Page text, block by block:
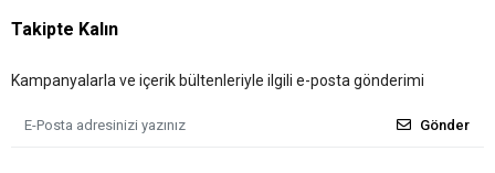
Takipte Kalın
Kampanyalarla ve içerik bültenleriyle ilgili e-posta gönderimi
Gönder